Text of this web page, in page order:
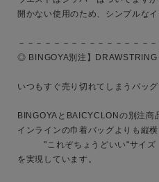
開かない使用のため、シンプルな
－－－－－－－－－－－－－－－－
◎ BINGOYA別注】DRAWSTRING
いつもすぐ売り切れてしまうバッグ
BINGOYAとBAICYCLONの別注商
インラインの巾着バッグよりも縦
"これぞちょうどいい"サイズ
を実現しています。